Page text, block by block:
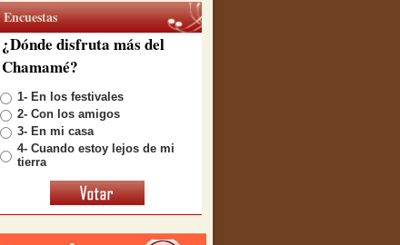
A 12 años de su partida, la Peña de
la ciudad rinde honores a Julio
Godoy
Encuestas
¿Dónde disfruta más del
Chamamé?
1- En los festivales
2- Con los amigos
3- En mi casa
4- Cuando estoy lejos de mi
tierra